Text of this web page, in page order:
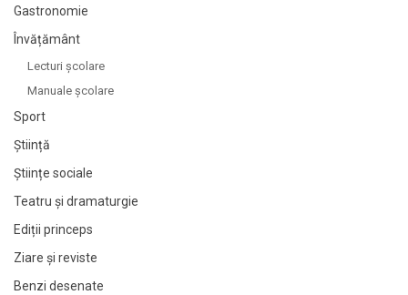
Gastronomie
Învățământ
Lecturi şcolare
Manuale şcolare
Sport
Știință
Științe sociale
Teatru și dramaturgie
Ediții princeps
Ziare şi reviste
Benzi desenate